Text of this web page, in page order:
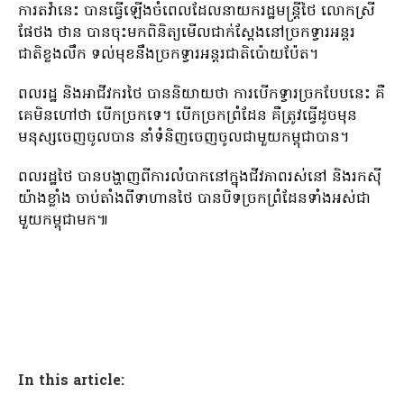
ការតវ៉ានេះ បានធ្វើឡើងចំពេលដែលនាយករដ្ឋមន្រ្តីថៃ លោកស្រី
ផែថង ថាន បានចុះមកពិនិត្យមើលជាក់ស្តែងនៅច្រកទ្វារអន្តរ
ជាតិខ្លងលឹក ទល់មុខនឹងច្រកទ្វារអន្តរជាតិប៉ោយប៉ែត។
ពលរដ្ឋ និងអាជីវករថៃ បាននិយាយថា ការបើកទ្វារច្រកបែបនេះ គឺ
គេមិនហៅថា បើកច្រកទេ។ បើកច្រកព្រំដែន គឺត្រូវធ្វើដូចមុន
មនុស្សចេញចូលបាន នាំទំនិញចេញចូលជាមួយកម្ពុជាបាន។
ពលរដ្ឋថៃ បានបង្ហាញពីការលំបាកនៅក្នុងជីវភាពរស់នៅ និងរកស៊ី
យ៉ាងខ្លាំង ចាប់តាំងពីទាហានថៃ បានបិទច្រកព្រំដែនទាំងអស់ជា
មួយកម្ពុជាមក៕
In this article: